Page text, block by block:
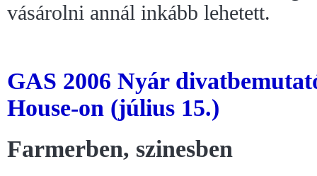
vásárolni annál inkább lehetett.
GAS 2006 Nyár
House-on (július 15.)
Farmerben, szinesben